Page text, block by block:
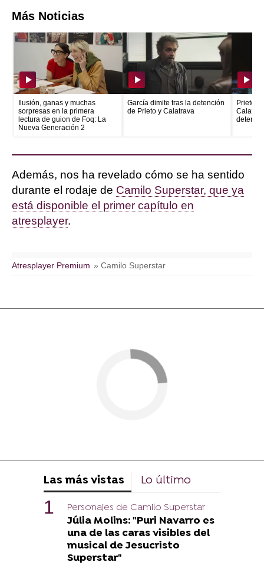
Más Noticias
Ilusión, ganas y muchas
sorpresas en la primera
lectura de guion de Foq: La
Nueva Generación 2
García dimite tras la detención
de Prieto y Calatrava
Prieto
Además, nos ha revelado cómo se ha sentido
durante el rodaje de Camilo Superstar, que ya
está disponible el primer capítulo en
atresplayer.
Atresplayer Premium » Camilo Superstar
Las más vistas Lo último
Personajes de Camilo Superstar
Júlia Molins: "Puri Navarro es
una de las caras visibles del
musical de Jesucristo
Superstar"